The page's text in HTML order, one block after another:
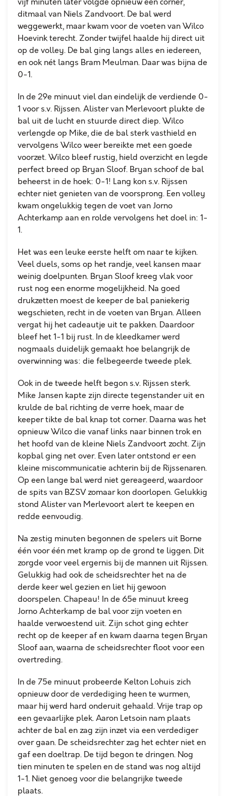
vijf minuten later volgde opnieuw een corner,
ditmaal van Niels Zandvoort. De bal werd
weggewerkt, maar kwam voor de voeten van Wilco
Hoevink terecht. Zonder twijfel haalde hij direct uit
op de volley. De bal ging langs alles en iedereen,
en ook nét langs Bram Meulman. Daar was bijna de
0-1.
In de 29e minuut viel dan eindelijk de verdiende 0-
1 voor s.v. Rijssen. Alister van Merlevoort plukte de
bal uit de lucht en stuurde direct diep. Wilco
verlengde op Mike, die de bal sterk vasthield en
vervolgens Wilco weer bereikte met een goede
voorzet. Wilco bleef rustig, hield overzicht en legde
perfect breed op Bryan Sloof. Bryan schoof de bal
beheerst in de hoek: 0-1! Lang kon s.v. Rijssen
echter niet genieten van de voorsprong. Een volley
kwam ongelukkig tegen de voet van Jorno
Achterkamp aan en rolde vervolgens het doel in: 1-
1.
Het was een leuke eerste helft om naar te kijken.
Veel duels, soms op het randje, veel kansen maar
weinig doelpunten. Bryan Sloof kreeg vlak voor
rust nog een enorme mogelijkheid. Na goed
drukzetten moest de keeper de bal paniekerig
wegschieten, recht in de voeten van Bryan. Alleen
vergat hij het cadeautje uit te pakken. Daardoor
bleef het 1-1 bij rust. In de kleedkamer werd
nogmaals duidelijk gemaakt hoe belangrijk de
overwinning was: die felbegeerde tweede plek.
Ook in de tweede helft begon s.v. Rijssen sterk.
Mike Jansen kapte zijn directe tegenstander uit en
krulde de bal richting de verre hoek, maar de
keeper tikte de bal knap tot corner. Daarna was het
opnieuw Wilco die vanaf links naar binnen trok en
het hoofd van de kleine Niels Zandvoort zocht. Zijn
kopbal ging net over. Even later ontstond er een
kleine miscommunicatie achterin bij de Rijssenaren.
Op een lange bal werd niet gereageerd, waardoor
de spits van BZSV zomaar kon doorlopen. Gelukkig
stond Alister van Merlevoort alert te keepen en
redde eenvoudig.
Na zestig minuten begonnen de spelers uit Borne
één voor één met kramp op de grond te liggen. Dit
zorgde voor veel ergernis bij de mannen uit Rijssen.
Gelukkig had ook de scheidsrechter het na de
derde keer wel gezien en liet hij gewoon
doorspelen. Chapeau! In de 65e minuut kreeg
Jorno Achterkamp de bal voor zijn voeten en
haalde verwoestend uit. Zijn schot ging echter
recht op de keeper af en kwam daarna tegen Bryan
Sloof aan, waarna de scheidsrechter floot voor een
overtreding.
In de 75e minuut probeerde Kelton Lohuis zich
opnieuw door de verdediging heen te wurmen,
maar hij werd hard onderuit gehaald. Vrije trap op
een gevaarlijke plek. Aaron Letsoin nam plaats
achter de bal en zag zijn inzet via een verdediger
over gaan. De scheidsrechter zag het echter niet en
gaf een doeltrap. De tijd begon te dringen. Nog
tien minuten te spelen en de stand was nog altijd
1-1. Niet genoeg voor die belangrijke tweede
plaats.